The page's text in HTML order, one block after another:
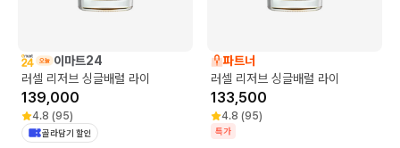
이마트24
러셀 리저브 싱글배럴 라이
139,000
4.8 (95)
골라담기 할인
파트너
러셀 리저브 싱글배럴 라이
133,500
4.8 (95)
특가